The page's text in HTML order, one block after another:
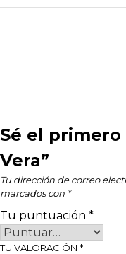
Sé el primero
Vera”
Tu dirección de correo
marcados con *
Tu puntuación*
TU VALORACIÓN*